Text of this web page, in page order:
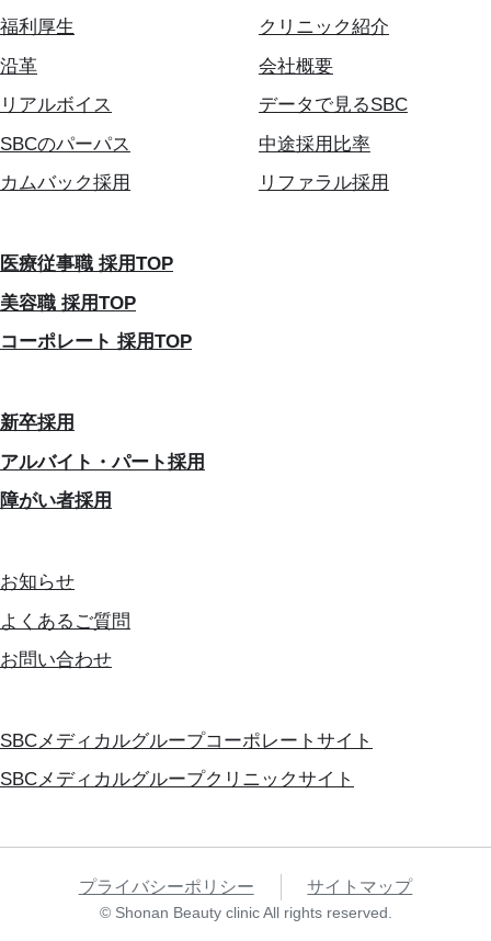
福利厚生
クリニック紹介
沿革
会社概要
リアルボイス
データで見るSBC
SBCのパーパス
中途採用比率
カムバック採用
リファラル採用
医療従事職 採用TOP
美容職 採用TOP
コーポレート 採用TOP
新卒採用
アルバイト・パート採用
障がい者採用
お知らせ
よくあるご質問
お問い合わせ
SBCメディカルグループコーポレートサイト
SBCメディカルグループクリニックサイト
プライバシーポリシー サイトマップ
© Shonan Beauty clinic All rights reserved.